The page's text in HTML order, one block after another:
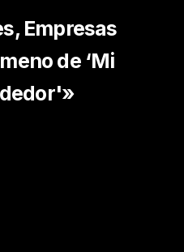
Empresas
de ‘Mi